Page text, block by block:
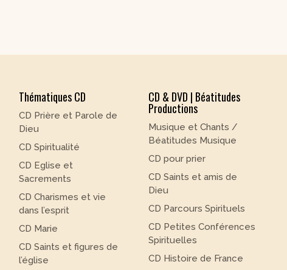
Thématiques CD
CD Prière et Parole de
Dieu
CD Spiritualité
CD Eglise et
Sacrements
CD Charismes et vie
dans l’esprit
CD Marie
CD Saints et figures de
l’église
CD & DVD | Béatitudes
Productions
Musique et Chants /
Béatitudes Musique
CD pour prier
CD Saints et amis de
Dieu
CD Parcours Spirituels
CD Petites Conférences
Spirituelles
CD Histoire de France